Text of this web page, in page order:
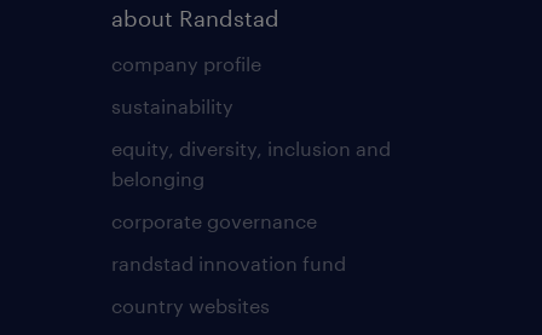
about Randstad
company profile
sustainability
equity, diversity, inclusion and
belonging
corporate governance
randstad innovation fund
country websites